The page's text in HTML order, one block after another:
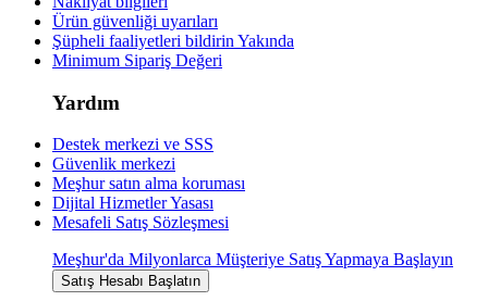
Ürün güvenliği uyarıları
Şüpheli faaliyetleri bildirin Yakında
Minimum Sipariş Değeri
Yardım
Destek merkezi ve SSS
Güvenlik merkezi
Meşhur satın alma koruması
Dijital Hizmetler Yasası
Mesafeli Satış Sözleşmesi
Meşhur'da Milyonlarca Müşteriye Satış Yapmaya Başlayın
Satış Hesabı Başlatın